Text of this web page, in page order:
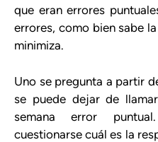
que eran errores
errores, como bien sabe
minimiza.
Uno se pregunta a partir
se puede dejar de
semana error
cuestionarse cuál es la